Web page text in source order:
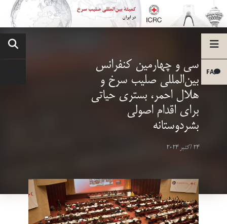
FA
سی و چهارمین کنفرانس
بین‌المللی صلیب سرخ و
هلال احمر، بستری حیاتی
برای اقدام اصولی
بشردوستانه
24 اکتبر 2024